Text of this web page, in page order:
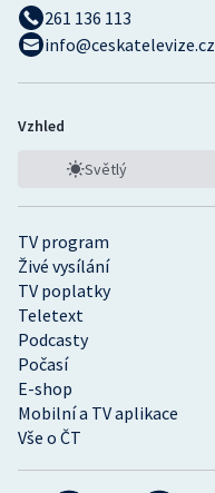
TV program
Živé vysílání
TV poplatky
Teletext
Podcasty
Počasí
E-shop
Mobilní a TV aplikace
Vše o ČT
261 136 113
info@ceskatelevize.cz
Vzhled
Světlý